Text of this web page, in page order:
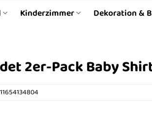
Kinderzimmer Dekoration &
2er-Pack Baby